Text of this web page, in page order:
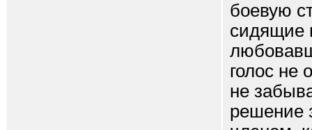
боевую
сидящие
голос не
не
решение